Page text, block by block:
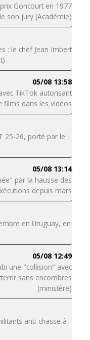
Goncourt en 1977
son jury (Académie)
: le chef Jean Imbert
05/08 13:58
TikTok autorisant
films dans les vidéos
25-26, porté par le
05/08 13:14
par la hausse des
depuis mars
en Uruguay, en
05/08 12:49
une "collision" avec
sans encombres
(ministère)
anti-chasse à